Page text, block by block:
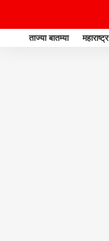
ताज्या बातम्या महाराष्ट्र